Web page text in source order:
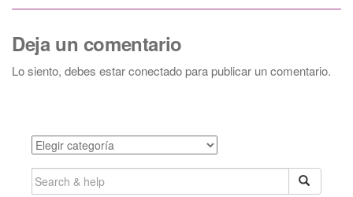
Deja un comentario
Lo siento, debes estarconectadopara publicar un comentario.
Categories
SEARCH
FOR: